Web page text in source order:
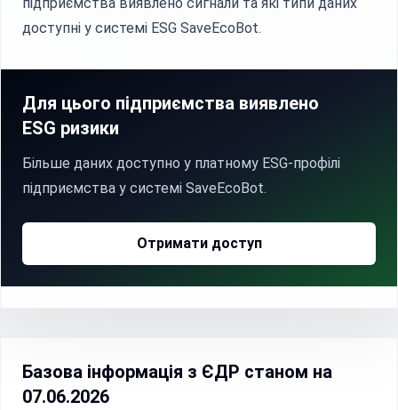
доступні у системі ESG SaveEcoBot.
Для цього підприємства виявлено
ESG ризики
Більше даних доступно у платному ESG-профілі
підприємства у системі SaveEcoBot.
Отримати доступ
Базова інформація з ЄДР станом на
07.06.2026